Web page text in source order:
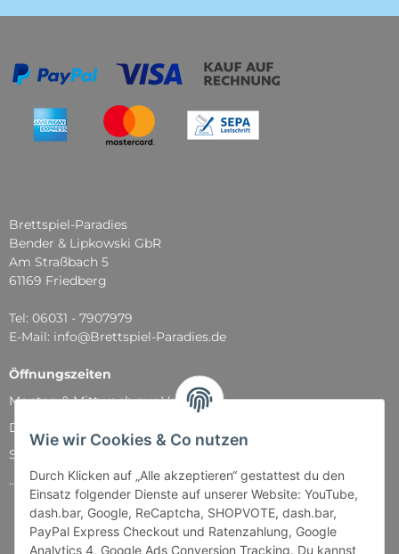
Wie wir Cookies & Co nutzen
Durch Klicken auf „Alle akzeptieren“ gestattest du den
Einsatz folgender Dienste auf unserer Website: YouTube,
dash.bar, Google, ReCaptcha, SHOPVOTE, dash.bar,
PayPal Express Checkout und Ratenzahlung, Google
Analytics 4, Google Ads Conversion Tracking. Du kannst
Brettspiel-Paradies
Bender & Lipkowski GbR
Am Straßbach 5
61169 Friedberg
Tel: 06031 - 7907979
E-Mail: info@Brettspiel-Paradies.de
Öffnungszeiten
Montag & Mittwoch nur Versand
Dienstag, Donnerstag und Freitag: 11:00 - 18:30 Uhr
Samstag: 11:00 - 14:00 Uhr
...und natürlich während unserer Events